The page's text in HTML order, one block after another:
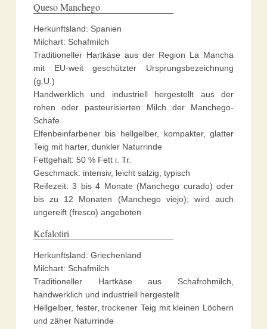
Queso Manchego
Herkunftsland: Spanien
Milchart: Schafmilch
Traditioneller Hartkäse aus der Region La Mancha
mit EU-weit geschützter Ursprungsbezeichnung
(g.U.)
Handwerklich und industriell hergestellt aus der
rohen oder pasteurisierten Milch der Manchego-
Schafe
Elfenbeinfarbener bis hellgelber, kompakter, glatter
Teig mit harter, dunkler Naturrinde
Fettgehalt: 50 % Fett i. Tr.
Geschmack: intensiv, leicht salzig, typisch
Reifezeit: 3 bis 4 Monate (Manchego curado) oder
bis zu 12 Monaten (Manchego viejo); wird auch
ungereift (fresco) angeboten
Kefalotiri
Herkunftsland: Griechenland
Milchart: Schafmilch
Traditioneller Hartkäse aus Schafrohmilch,
handwerklich und industriell hergestellt
Hellgelber, fester, trockener Teig mit kleinen Löchern
und zäher Naturrinde